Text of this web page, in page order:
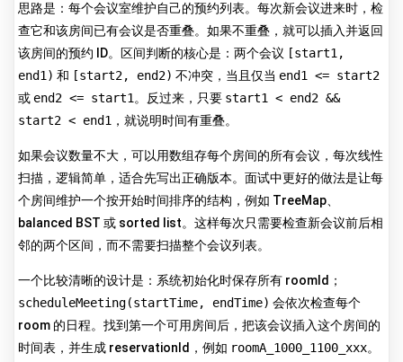
思路是：每个会议室维护自己的预约列表。每次新会议进来时，检
查它和该房间已有会议是否重叠。如果不重叠，就可以插入并返回
该房间的预约 ID。区间判断的核心是：两个会议 [start1,
end1) 和 [start2, end2) 不冲突，当且仅当 end1 <= start2
或 end2 <= start1 。反过来，只要 start1 < end2 &&
start2 < end1 ，就说明时间有重叠。
如果会议数量不大，可以用数组存每个房间的所有会议，每次线性
扫描，逻辑简单，适合先写出正确版本。面试中更好的做法是让每
个房间维护一个按开始时间排序的结构，例如 TreeMap、
balanced BST 或 sorted list。这样每次只需要检查新会议前后相
邻的两个区间，而不需要扫描整个会议列表。
一个比较清晰的设计是：系统初始化时保存所有 roomId；
scheduleMeeting(startTime, endTime) 会依次检查每个
room 的日程。找到第一个可用房间后，把该会议插入这个房间的
时间表，并生成 reservationId，例如 roomA_1000_1100_xxx。